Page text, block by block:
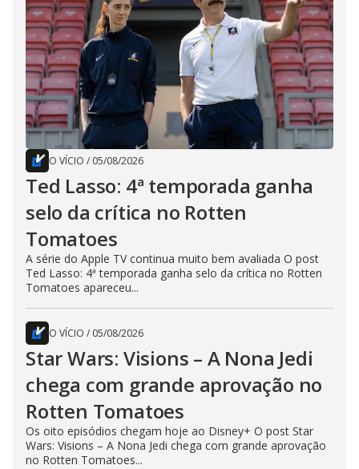
O VÍCIO / 05/08/2026
Ted Lasso: 4ª temporada ganha
selo da crítica no Rotten
Tomatoes
A série do Apple TV continua muito bem avaliada O post
Ted Lasso: 4ª temporada ganha selo da crítica no Rotten
Tomatoes apareceu...
O VÍCIO / 05/08/2026
Star Wars: Visions – A Nona Jedi
chega com grande aprovação no
Rotten Tomatoes
Os oito episódios chegam hoje ao Disney+ O post Star
Wars: Visions – A Nona Jedi chega com grande aprovação
no Rotten Tomatoes...